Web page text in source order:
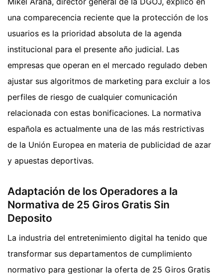
una comparecencia reciente que la protección de los
usuarios es la prioridad absoluta de la agenda
institucional para el presente año judicial. Las
empresas que operan en el mercado regulado deben
ajustar sus algoritmos de marketing para excluir a los
perfiles de riesgo de cualquier comunicación
relacionada con estas bonificaciones. La normativa
española es actualmente una de las más restrictivas
de la Unión Europea en materia de publicidad de azar
y apuestas deportivas.
Adaptación de los Operadores a la
Normativa de 25 Giros Gratis Sin
Deposito
La industria del entretenimiento digital ha tenido que
transformar sus departamentos de cumplimiento
normativo para gestionar la oferta de 25 Giros Gratis